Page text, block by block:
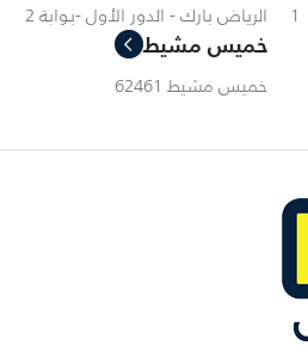
الرياض بارك - الدور الأول -بوابة 2
خميس مشيط
خميس مشيط 62461